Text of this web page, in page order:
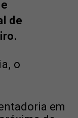
de
o
em